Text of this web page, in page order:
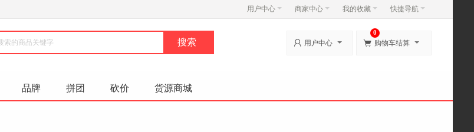
用户中心 商家中心 我的收藏 快捷导航
 用户中心  购物车结算
0
品牌 拼团 砍价 货源商城